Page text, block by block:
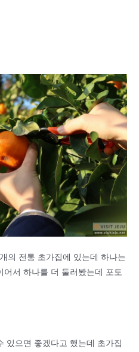
의 전통 초가집에 있는데 하나는
서 하나를 더 둘러봤는데 포토
있으면 좋겠다고 했는데 초가집